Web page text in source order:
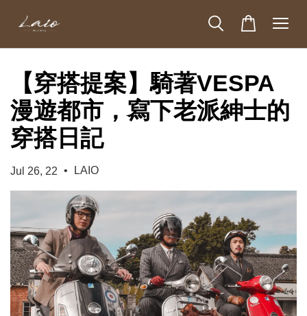
【穿搭提案】騎著VESPA
漫遊都市，寫下老派紳士的
穿搭日記
Jul 26, 22 • LAIO